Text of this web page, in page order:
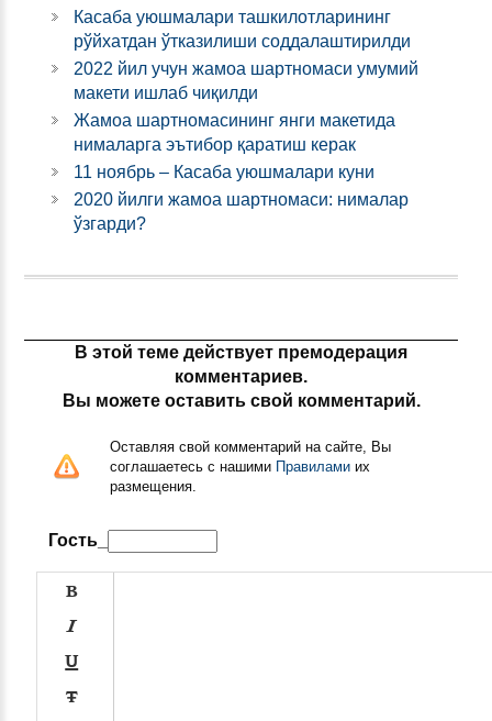
Касаба уюшмалари ташкилотларининг
рўйхатдан ўтказилиши соддалаштирилди
2022 йил учун жамоа шартномаси умумий
макети ишлаб чиқилди
Жамоа шартномасининг янги макетида
нималарга эътибор қаратиш керак
11 ноябрь – Касаба уюшмалари куни
2020 йилги жамоа шартномаси: нималар
ўзгарди?
В этой теме действует премодерация
комментариев.
Вы можете оставить свой комментарий.
Оставляя свой комментарий на сайте, Вы
соглашаетесь с нашими Правилами их
размещения.
Гость_



